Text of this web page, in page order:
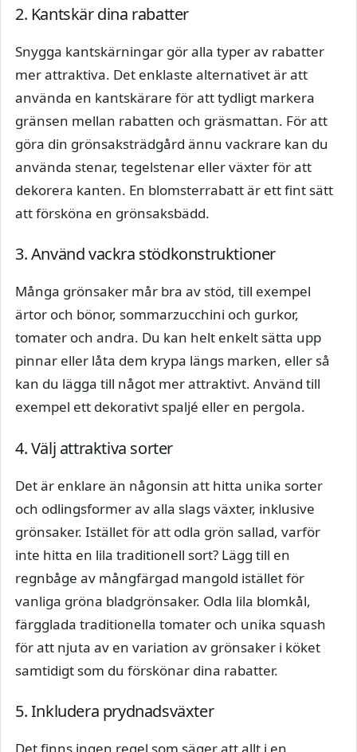
2. Kantskär dina rabatter
Snygga kantskärningar gör alla typer av rabatter
mer attraktiva. Det enklaste alternativet är att
använda en kantskärare för att tydligt markera
gränsen mellan rabatten och gräsmattan. För att
göra din grönsaksträdgård ännu vackrare kan du
använda stenar, tegelstenar eller växter för att
dekorera kanten. En blomsterrabatt är ett fint sätt
att försköna en grönsaksbädd.
3. Använd vackra stödkonstruktioner
Många grönsaker mår bra av stöd, till exempel
ärtor och bönor, sommarzucchini och gurkor,
tomater och andra. Du kan helt enkelt sätta upp
pinnar eller låta dem krypa längs marken, eller så
kan du lägga till något mer attraktivt. Använd till
exempel ett dekorativt spaljé eller en pergola.
4. Välj attraktiva sorter
Det är enklare än någonsin att hitta unika sorter
och odlingsformer av alla slags växter, inklusive
grönsaker. Istället för att odla grön sallad, varför
inte hitta en lila traditionell sort? Lägg till en
regnbåge av mångfärgad mangold istället för
vanliga gröna bladgrönsaker. Odla lila blomkål,
färgglada traditionella tomater och unika squash
för att njuta av en variation av grönsaker i köket
samtidigt som du förskönar dina rabatter.
5. Inkludera prydnadsväxter